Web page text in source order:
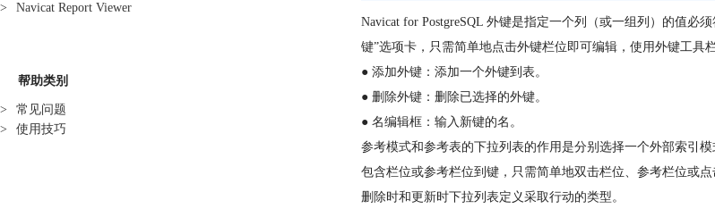
>
Navicat Report Viewer
帮助类别
>
常见问题
>
使用技巧
Navicat for PostgreSQL 外键是指定一个列（或一组列）的值
键”选项卡，只需简单地点击外键栏位即可编辑，使用外键工具
● 添加外键：添加一个外键到表。
● 删除外键：删除已选择的外键。
● 名编辑框：输入新键的名。
参考模式和参考表的下拉列表的作用是分别选择一个外部索引模
包含栏位或参考栏位到键，只需简单地双击栏位、参考栏位或点
删除时和更新时下拉列表定义采取行动的类型。